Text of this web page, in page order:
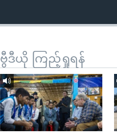
ဗွီဒီယို ကြည့်ရှုရန်